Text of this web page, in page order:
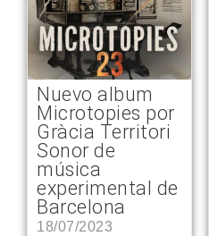
Nuevo album
Microtopies por
Gràcia Territori
Sonor de
música
experimental de
Barcelona
18/07/2023